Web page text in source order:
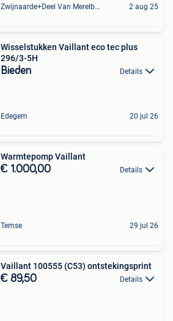
Zwijnaarde+Deel Van Merelbeke 2 aug 25
Wisselstukken Vaillant eco tec plus
296/3-5H
Bieden Details
Edegem 20 jul 26
Warmtepomp Vaillant
€ 1.000,00 Details
Temse 29 jul 26
Vaillant 100555 (C53) ontstekingsprint
€ 89,50 Details